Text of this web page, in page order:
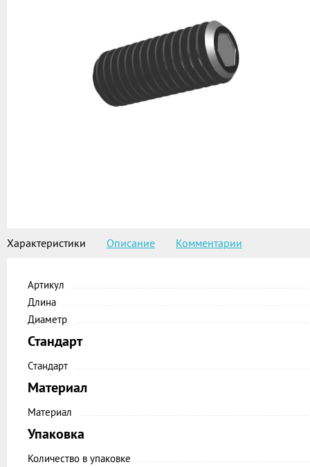
Характеристики Описание Комментарии
Артикул
Длина
Диаметр
Стандарт
Стандарт
Материал
Материал
Упаковка
Количество в упаковке